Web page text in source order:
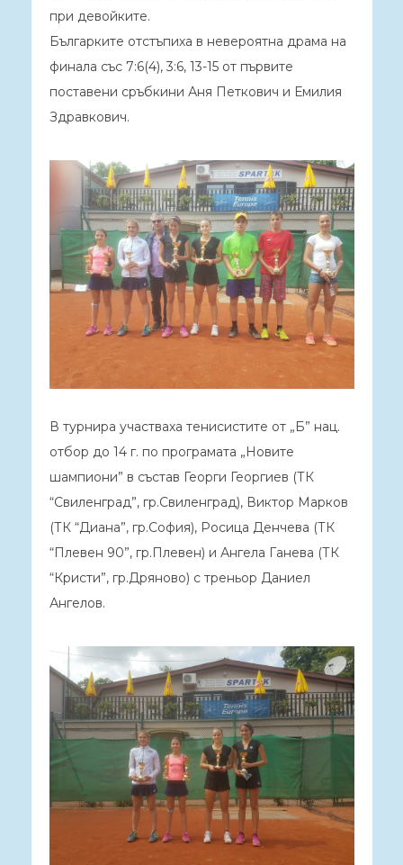
при девойките.
Българките отстъпиха в невероятна драма на
финала със 7:6(4), 3:6, 13-15 от първите
поставени сръбкини Аня Петкович и Емилия
Здравкович.
В турнира участваха тенисистите от „Б” нац.
отбор до 14 г. по програмата „Новите
шампиони” в състав Георги Георгиев (ТК
“Свиленград”, гр.Свиленград), Виктор Марков
(ТК “Диана”, гр.София), Росица Денчева (ТК
“Плевен 90”, гр.Плевен) и Ангела Ганева (ТК
“Кристи”, гр.Дряново) с треньор Даниел
Ангелов.